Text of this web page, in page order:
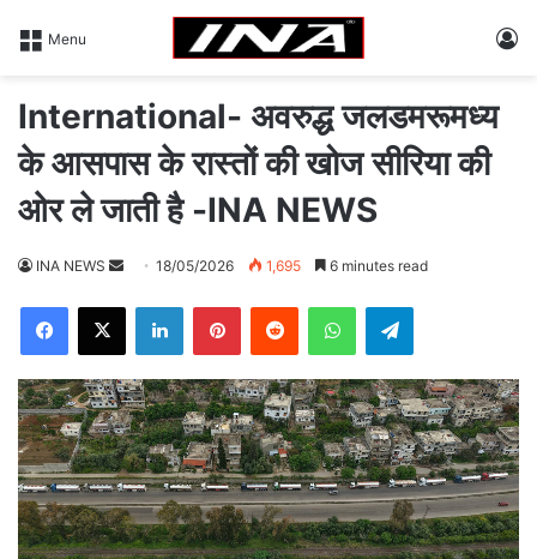
Menu
International- अवरुद्ध जलडमरूमध्य
के आसपास के रास्तों की खोज सीरिया की
ओर ले जाती है -INA NEWS
INA NEWS
d
a
n
e
m
a
i
l
18/05/2026 1,695 6 minutes read